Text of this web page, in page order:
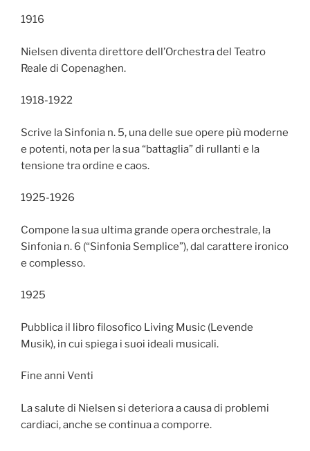
1916
Nielsen diventa direttore dell’Orchestra del Teatro
Reale di Copenaghen.
1918-1922
Scrive la Sinfonia n. 5, una delle sue opere più moderne
e potenti, nota per la sua “battaglia” di rullanti e la
tensione tra ordine e caos.
1925-1926
Compone la sua ultima grande opera orchestrale, la
Sinfonia n. 6 (“Sinfonia Semplice”), dal carattere ironico
e complesso.
1925
Pubblica il libro filosofico Living Music (Levende
Musik), in cui spiega i suoi ideali musicali.
Fine anni Venti
La salute di Nielsen si deteriora a causa di problemi
cardiaci, anche se continua a comporre.